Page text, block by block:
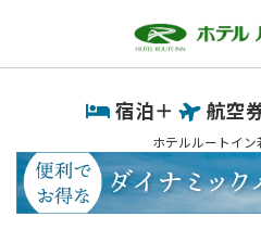
宿泊＋ 航空
ホテルルートイ